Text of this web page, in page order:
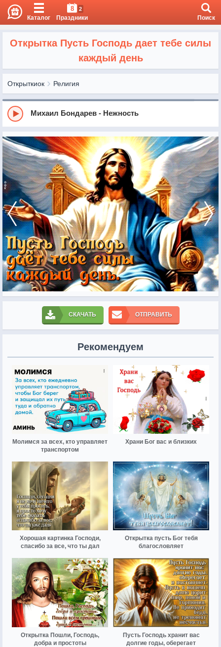
Каталог
8 2
Праздники Поиск
Открытка Пусть Господь дает тебе силы
каждый день
Открыткиок Религия
Михаил Бондарев - Нежность
СКАЧАТЬ ОТПРАВИТЬ
Рекомендуем
Молимся за всех, кто управляет
транспортом
Храни Бог вас и близких
Хорошая картинка Господи,
спасибо за все, что ты дал
Открытка пусть Бог тебя
благословляет
Открытка Пошли, Господь,
добра и простоты
Пусть Господь хранит вас
долгие годы, оберегает